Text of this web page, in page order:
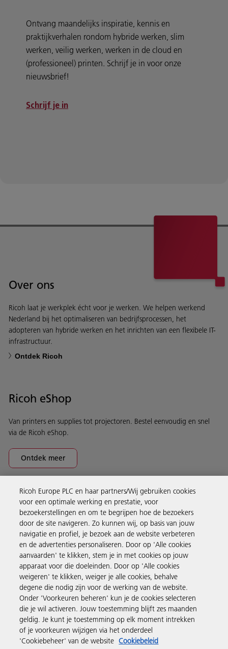
Ontvang maandelijks inspiratie, kennis en
praktijkverhalen rondom hybride werken, slim
werken, veilig werken, werken in de cloud en
(professioneel) printen. Schrijf je in voor onze
nieuwsbrief!
Schrijf je in
Over ons
Ricoh laat je werkplek écht voor je werken. We helpen werkend
Nederland bij het optimaliseren van bedrijfsprocessen, het
adopteren van hybride werken en het inrichten van een flexibele IT-
infrastructuur.
Ontdek Ricoh
Ricoh eShop
Van printers en supplies tot projectoren. Bestel eenvoudig en snel
via de Ricoh eShop.
Ontdek meer
Business Solutions
Producten en services
Support en contact
Inspiratie
Volg Ricoh
Ricoh Europe PLC en haar partners/Wij gebruiken cookies
voor een optimale werking en prestatie, voor
bezoekerstellingen en om te begrijpen hoe de bezoekers
door de site navigeren. Zo kunnen wij, op basis van jouw
navigatie en profiel, je bezoek aan de website verbeteren
en de advertenties personaliseren. Door op 'Alle cookies
aanvaarden' te klikken, stem je in met cookies op jouw
apparaat voor die doeleinden. Door op 'Alle cookies
weigeren' te klikken, weiger je alle cookies, behalve
degene die nodig zijn voor de werking van de website.
Onder 'Voorkeuren beheren' kun je de cookies selecteren
die je wil activeren. Jouw toestemming blijft zes maanden
geldig. Je kunt je toestemming op elk moment intrekken
of je voorkeuren wijzigen via het onderdeel
'Cookiebeheer' van de website Cookiebeleid